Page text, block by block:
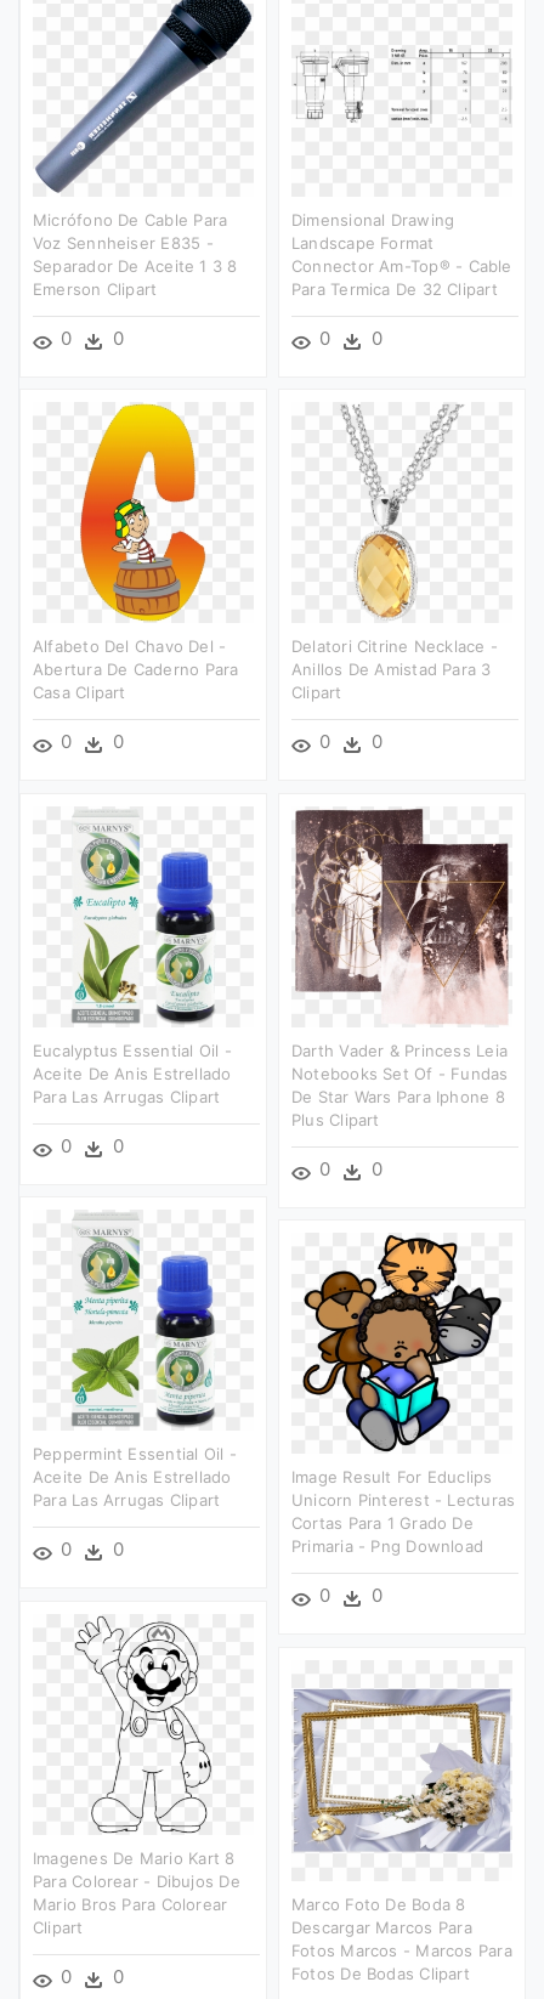
Micrófono De Cable Para
Voz Sennheiser E835 -
Separador De Aceite 1 3 8
Emerson Clipart
0 0
Dimensional Drawing
Landscape Format
Connector Am-Top® - Cable
Para Termica De 32 Clipart
0 0
Alfabeto Del Chavo Del -
Abertura De Caderno Para
Casa Clipart
0 0
Delatori Citrine Necklace -
Anillos De Amistad Para 3
Clipart
0 0
Eucalyptus Essential Oil -
Aceite De Anis Estrellado
Para Las Arrugas Clipart
0 0
Darth Vader & Princess Leia
Notebooks Set Of - Fundas
De Star Wars Para Iphone 8
Plus Clipart
0 0
Peppermint Essential Oil -
Aceite De Anis Estrellado
Para Las Arrugas Clipart
0 0
Image Result For Educlips
Unicorn Pinterest - Lecturas
Cortas Para 1 Grado De
Primaria - Png Download
0 0
Imagenes De Mario Kart 8
Para Colorear - Dibujos De
Mario Bros Para Colorear
Clipart
0 0
Marco Foto De Boda 8
Descargar Marcos Para
Fotos Marcos - Marcos Para
Fotos De Bodas Clipart